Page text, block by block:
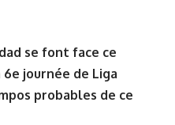
se font face ce
journée de Liga
probables de ce